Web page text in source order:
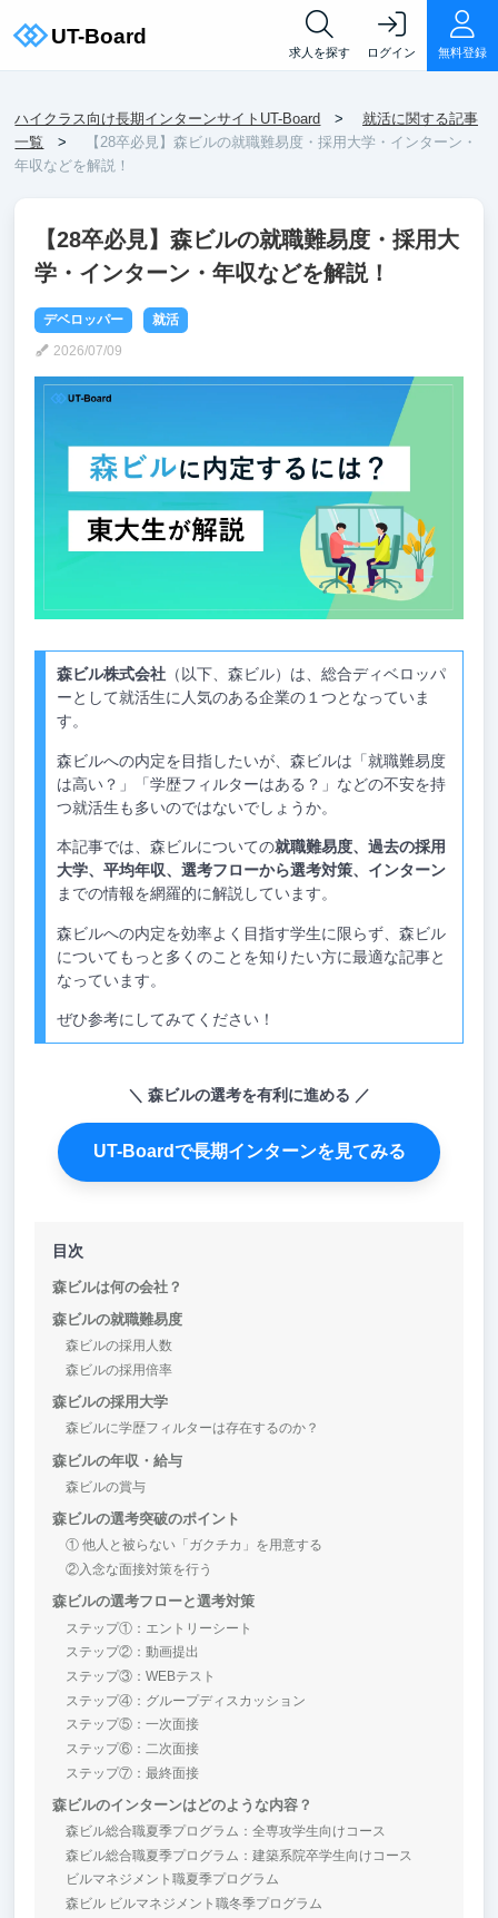
求人を探す ログイン 無料登録
ハイクラス向け長期インターンサイトUT-Board
就活に関する記事
一覧
【28卒必見】森ビルの就職難易度・採用大学・インターン・
年収などを解説！
【28卒必見】森ビルの就職難易度・採用大
学・インターン・年収などを解説！
デベロッパー 就活
2026/07/09
森ビル株式会社（以下、森ビル）は、総合ディベロッパ
ーとして就活生に人気のある企業の１つとなっていま
す。
森ビルへの内定を目指したいが、森ビルは「就職難易度
は高い？」「学歴フィルターはある？」などの不安を持
つ就活生も多いのではないでしょうか。
本記事では、森ビルについての就職難易度、過去の採用
大学、平均年収、選考フローから選考対策、インターン
までの情報を網羅的に解説しています。
森ビルへの内定を効率よく目指す学生に限らず、森ビル
についてもっと多くのことを知りたい方に最適な記事と
なっています。
ぜひ参考にしてみてください！
森ビルの選考を有利に進める
UT-Boardで長期インターンを見てみる
目次
森ビルは何の会社？
森ビルの就職難易度
森ビルの採用人数
森ビルの採用倍率
森ビルの採用大学
森ビルに学歴フィルターは存在するのか？
森ビルの年収・給与
森ビルの賞与
森ビルの選考突破のポイント
① 他人と被らない「ガクチカ」を用意する
②入念な面接対策を行う
森ビルの選考フローと選考対策
ステップ①：エントリーシート
ステップ②：動画提出
ステップ③：WEBテスト
ステップ④：グループディスカッション
ステップ⑤：一次面接
ステップ⑥：二次面接
ステップ⑦：最終面接
森ビルのインターンはどのような内容？
森ビル総合職夏季プログラム：全専攻学生向けコース
森ビル総合職夏季プログラム：建築系院卒学生向けコース
ビルマネジメント職夏季プログラム
森ビル ビルマネジメント職冬季プログラム